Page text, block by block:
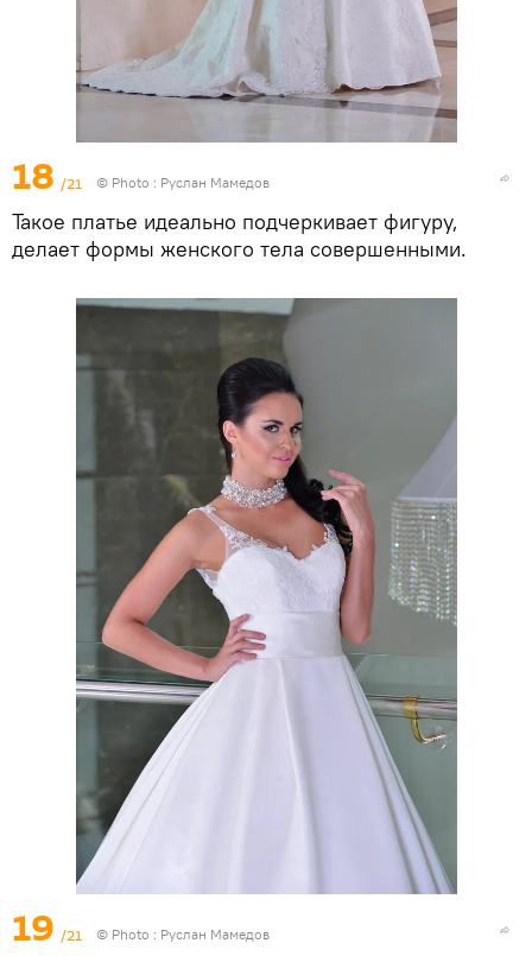
18 /21 © Photo : Руслан Мамедов
Такое платье идеально подчеркивает фигуру,
делает формы женского тела совершенными.
19 /21 © Photo : Руслан Мамедов